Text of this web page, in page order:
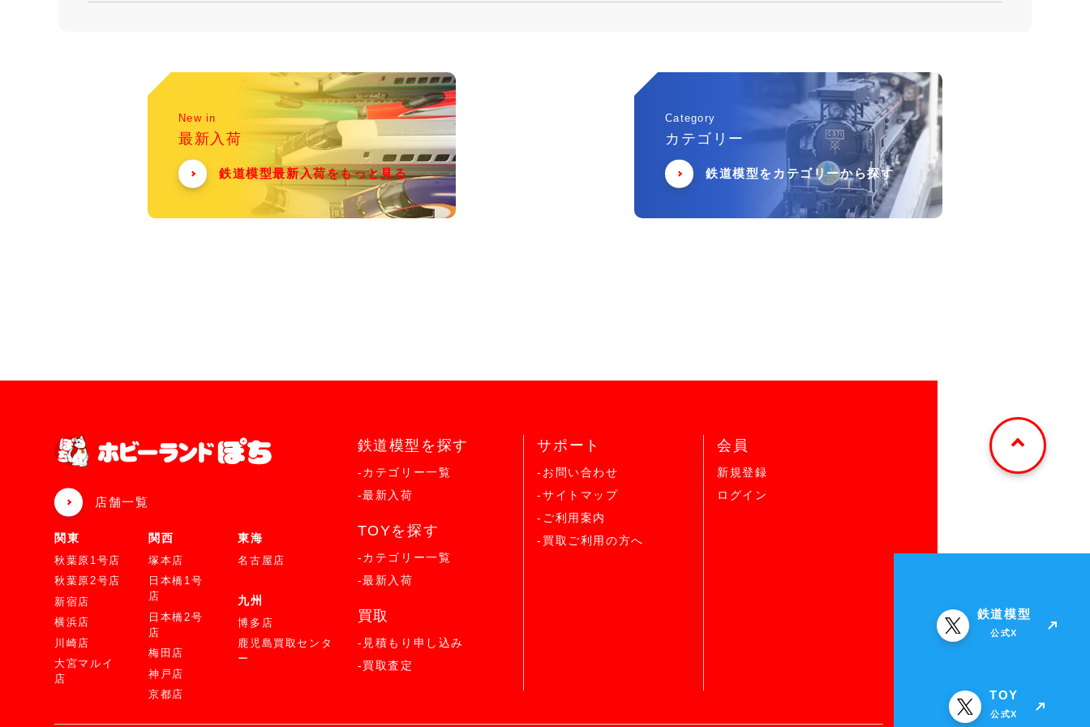
New in
最新入荷
鉄道模型最新入荷をもっと見る
Category
カテゴリー
鉄道模型をカテゴリーから探す
店舗一覧
関東
秋葉原1号店
秋葉原2号店
新宿店
横浜店
川崎店
大宮マルイ
店
関西
塚本店
日本橋1号
店
日本橋2号
店
梅田店
神戸店
京都店
東海
名古屋店
九州
博多店
鹿児島買取センタ
ー
鉄道模型を探す
-カテゴリー一覧
-最新入荷
TOYを探す
-カテゴリー一覧
-最新入荷
買取
-見積もり申し込み
-買取査定
サポート
-お問い合わせ
-サイトマップ
-ご利用案内
-買取ご利用の方へ
会員
新規登録
ログイン
鉄道模型
公式X
TOY
公式X